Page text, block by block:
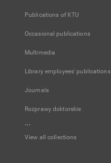
Publications of KTU
Occasional publications
Multimedia
Library employees' publications
Journals
Rozprawy doktorskie
...
View all collections